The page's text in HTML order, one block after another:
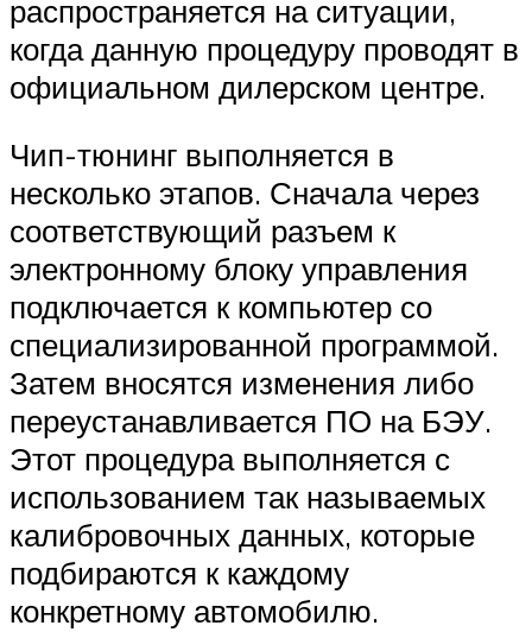
распространяется на ситуации,
когда данную процедуру проводят в
официальном дилерском центре.
Чип-тюнинг выполняется в
несколько этапов. Сначала через
соответствующий разъем к
электронному блоку управления
подключается к компьютер со
специализированной программой.
Затем вносятся изменения либо
переустанавливается ПО на БЭУ.
Этот процедура выполняется с
использованием так называемых
калибровочных данных, которые
подбираются к каждому
конкретному автомобилю.